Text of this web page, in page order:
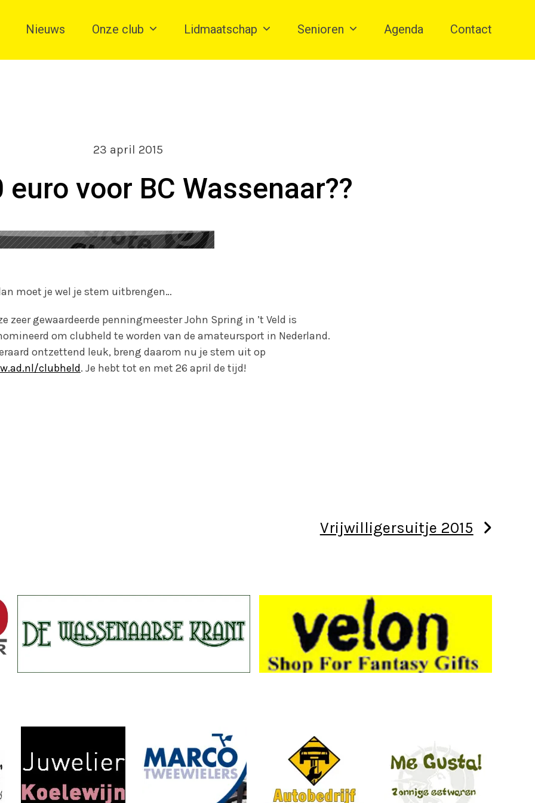
Nieuws Onze club Lidmaatschap Senioren Agenda Contact
23 april 2015
euro voor BC Wassenaar??
moet je wel je stem uitbrengen…
zeer gewaardeerde penningmeester John Spring in ’t Veld is
om clubheld te worden van de amateursport in Nederland.
ontzettend leuk, breng daarom nu je stem uit op
clubheld. Je hebt tot en met 26 april de tijd!
Vrijwilligersuitje 2015